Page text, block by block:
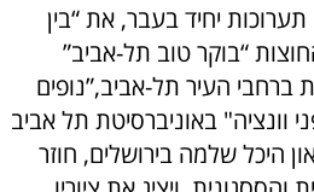
יחיד בעבר, את “בין
“בוקר טוב תל-אביב”
העיר תל-אביב,”נופים
וונציה" באוניברסיטת תל אביב
היכל שלמה בירושלים, חוזר